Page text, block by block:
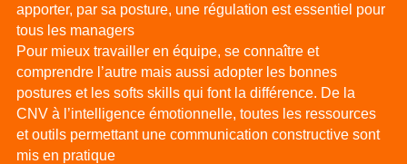
apporter, par sa posture, une régulation est essentiel pour
tous les managers
Pour mieux travailler en équipe, se connaître et
comprendre l’autre mais aussi adopter les bonnes
postures et les softs skills qui font la différence. De la
CNV à l’intelligence émotionnelle, toutes les ressources
et outils permettant une communication constructive sont
mis en pratique